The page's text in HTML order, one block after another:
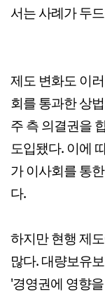
서는 사례가 두
제도 변화도 이
회를 통과한 상
주 측 의결권을
도입됐다. 이에
가 이사회를 통
다.
하지만 현행 제
많다. 대량보유
'경영권에 영향